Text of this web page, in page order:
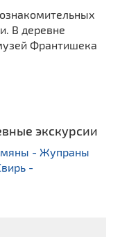
В деревне
Франтишека
экскурсии
- Жупраны
-